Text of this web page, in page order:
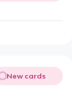
New cards